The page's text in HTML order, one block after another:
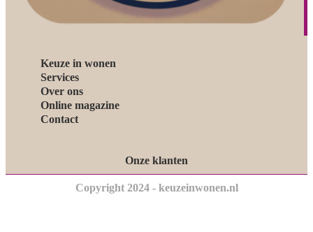
Keuze in wonen
Services
Over ons
Online magazine
Contact
Onze klanten
Copyright 2024 - keuzeinwonen.nl